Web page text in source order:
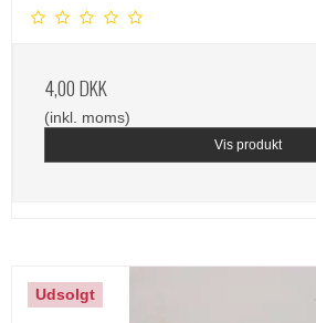
4,00 DKK
(inkl. moms)
Vis produkt
Udsolgt